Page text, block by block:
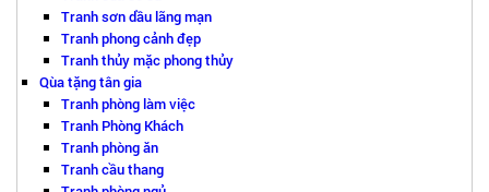
Tranh sơn dầu lãng mạn
Tranh phong cảnh đẹp
Tranh thủy mặc phong thủy
Qùa tặng tân gia
Tranh phòng làm việc
Tranh Phòng Khách
Tranh phòng ăn
Tranh cầu thang